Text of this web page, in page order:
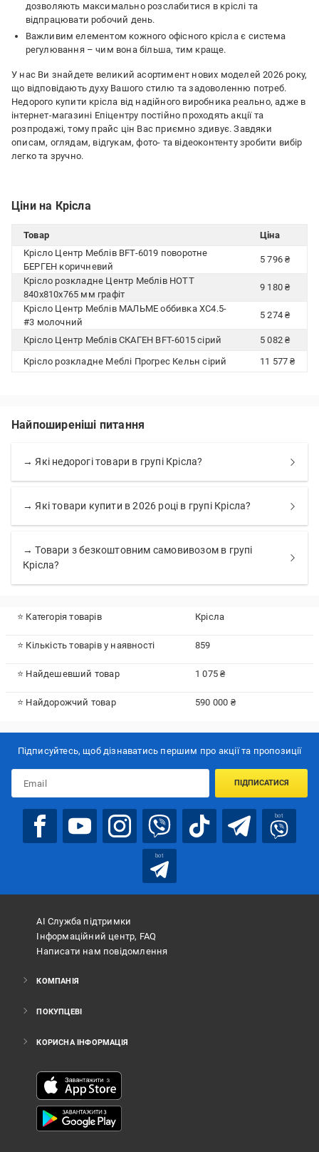
дозволяють максимально розслабитися в кріслі та
відпрацювати робочий день.
Важливим елементом кожного офісного крісла є система
регулювання – чим вона більша, тим краще.
У нас Ви знайдете великий асортимент нових моделей 2026 року,
що відповідають духу Вашого стилю та задоволенню потреб.
Недорого купити крісла від надійного виробника реально, адже в
інтернет-магазині Епіцентру постійно проходять акції та
розпродажі, тому прайс цін Вас приємно здивує. Завдяки
описам, оглядам, відгукам, фото- та відеоконтенту зробити вибір
легко та зручно.
Ціни на Крісла
Товар
Ціна
Крісло Центр Меблів BFT-6019 поворотне
БЕРГЕН коричневий
5 796 ₴
Крісло розкладне Центр Меблів НОТТ
840х810х765 мм графіт
9 180 ₴
Крісло Центр Меблів МАЛЬМЕ оббивка XC4.5-
#3 молочний
5 274 ₴
Крісло Центр Меблів СКАГЕН BFT-6015 сірий
5 082 ₴
Крісло розкладне Меблі Прогрес Кельн сірий
11 577 ₴
Найпоширеніші питання
→ Які недорогі товари в групі Крісла?
→ Які товари купити в 2026 році в групі Крісла?
→ Товари з безкоштовним самовивозом в групі
Крісла?
⭐ Категорія товарів Крісла
⭐ Кількість товарів у наявності 859
⭐ Найдешевший товар 1 075 ₴
⭐ Найдорожчий товар 590 000 ₴
Підписуйтесь, щоб дізнаватись першим про акції та пропозиції
ПІДПИСАТИСЯ
bot
bot
АІ Служба підтримки
Інформаційний центр, FAQ
Написати нам повідомлення
КОМПАНІЯ
ПОКУПЦЕВІ
КОРИСНА ІНФОРМАЦІЯ